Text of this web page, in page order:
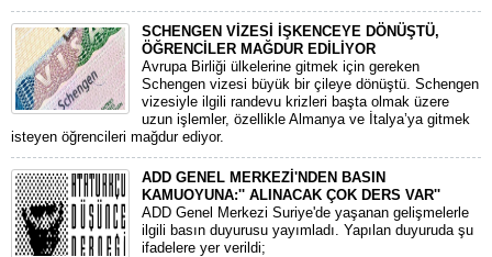
SCHENGEN VİZESİ İŞKENCEYE DÖNÜŞTÜ,
ÖĞRENCİLER MAĞDUR EDİLİYOR
Avrupa Birliği ülkelerine gitmek için gereken
Schengen vizesi büyük bir çileye dönüştü. Schengen
vizesiyle ilgili randevu krizleri başta olmak üzere
uzun işlemler, özellikle Almanya ve İtalya’ya gitmek
isteyen öğrencileri mağdur ediyor.
ADD GENEL MERKEZİ'NDEN BASIN
KAMUOYUNA:'' ALINACAK ÇOK DERS VAR''
ADD Genel Merkezi Suriye'de yaşanan gelişmelerle
ilgili basın duyurusu yayımladı. Yapılan duyuruda şu
ifadelere yer verildi;